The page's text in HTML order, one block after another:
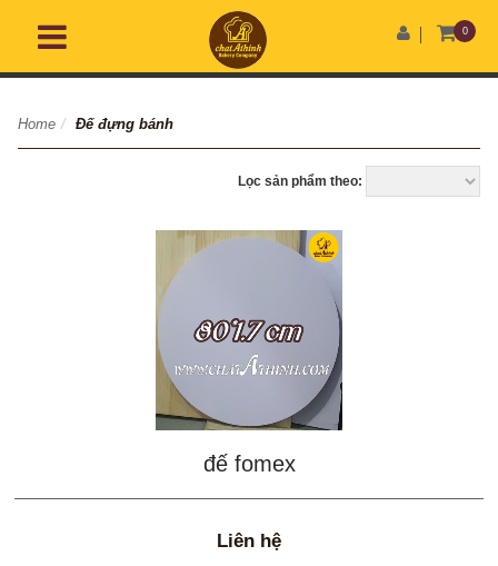
0
Home / Đế đựng bánh
Lọc sản phẩm theo:
đế fomex
Liên hệ